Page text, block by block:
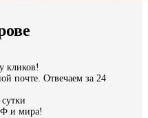
кликов!
почте. Отвечаем за 24
и мира!